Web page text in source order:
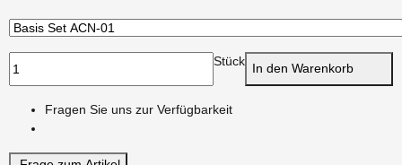
Stück In den Warenkorb
Fragen Sie uns zur Verfügbarkeit